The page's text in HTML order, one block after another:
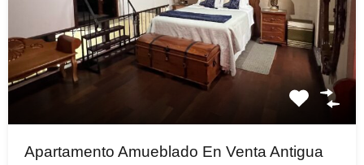
Apartamento Amueblado En Venta Antigua